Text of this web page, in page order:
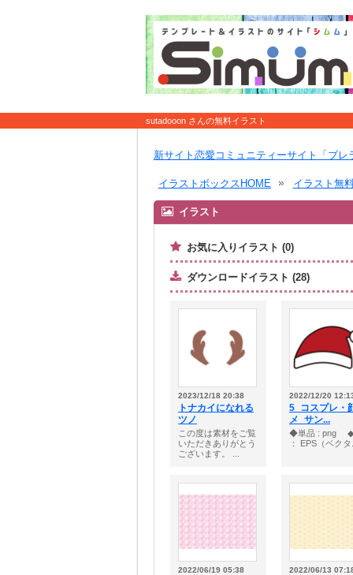
sutadooon さんの無料イラスト
新サイト恋愛コミュニティーサイト「ブレ
イラストボックスHOME イラスト無
イラスト
お気に入りイラスト (0)
ダウンロードイラスト (28)
2023/12/18 20:38
トナカイになれる
ツノ
この度は素材をご覧
いただきありがとう
ございます。 ...
2022/12/20
5_コスプレ・
メ_サン...
◆単品 : png
： EPS（ベク
2022/06/19 05:38 2022/06/13